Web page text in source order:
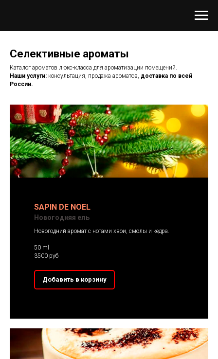
Селективные ароматы
Каталог ароматов люкс-класса для ароматизации помещений.
Наши услуги: консультация, продажа ароматов, доставка по всей
России.
SAPIN DE NOEL
Новогодняя ель
Новогодний аромат с нотами хвои, смолы и кедра.
50 ml
3500 руб
Добавить в корзину